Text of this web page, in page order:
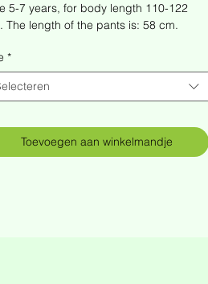
5-7 years, for body length 110-122
The length of the pants is: 58 cm.
*
Toevoegen aan winkelmandje